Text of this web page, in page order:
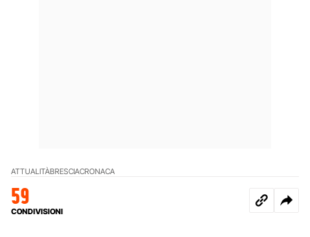
ATTUALITÀBRESCIACRONACA
59
CONDIVISIONI